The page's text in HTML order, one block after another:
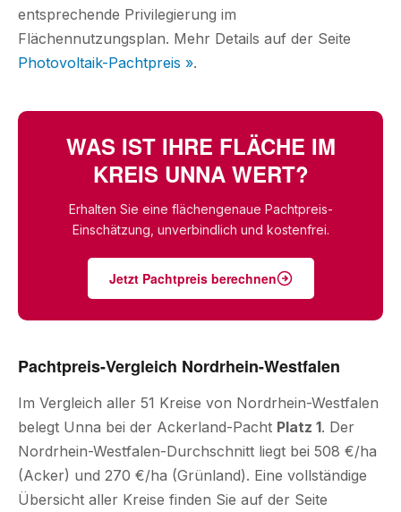
entsprechende Privilegierung im
Flächennutzungsplan. Mehr Details auf der Seite
Photovoltaik-Pachtpreis ».
WAS IST IHRE FLÄCHE IM
KREIS UNNA WERT?
Erhalten Sie eine flächengenaue Pachtpreis-
Einschätzung, unverbindlich und kostenfrei.
Jetzt Pachtpreis berechnen
Pachtpreis-Vergleich Nordrhein-Westfalen
Im Vergleich aller 51 Kreise von Nordrhein-Westfalen
belegt Unna bei der Ackerland-Pacht Platz 1. Der
Nordrhein-Westfalen-Durchschnitt liegt bei 508 €/ha
(Acker) und 270 €/ha (Grünland). Eine vollständige
Übersicht aller Kreise finden Sie auf der Seite